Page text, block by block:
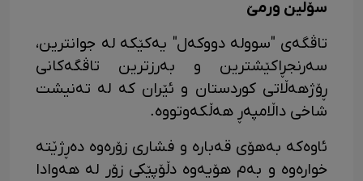
سۆلین ورمێ
تاڤگەی "سوولە دووکەل" یەکێکە لە جوانترین،
سەرنجڕاکێشترین و بەرزترین تاڤگەکانی
ڕۆژهەڵاتی کوردستان و ئێران کە لە تەنیشت
شاخی داڵامپەڕ هەڵکەوتووە.
ئاوەکە بەهۆی قەبارە و فشاری زۆرەوە دەڕژێتە
خوارەوە و بەم هۆیەوە دڵۆپێکی زۆر لە هەوادا